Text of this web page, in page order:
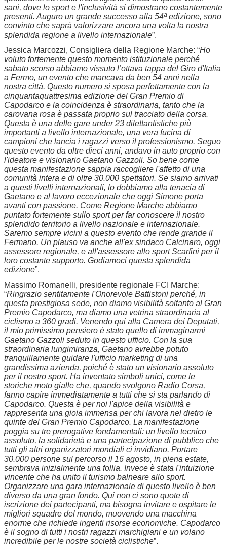
sani, dove lo sport e l'inclusività si dimostrano costantemente
presenti. Auguro un grande successo alla 54ª edizione, sono
convinto che saprà valorizzare ancora una volta la nostra
splendida regione a livello internazionale”.
Jessica Marcozzi, Consigliera della Regione Marche: “Ho
voluto fortemente questo momento istituzionale perché
sabato scorso abbiamo vissuto l’ottava tappa del Giro d'Italia
a Fermo, un evento che mancava da ben 54 anni nella
nostra città. Questo numero si sposa perfettamente con la
cinquantaquattresima edizione del Gran Premio di
Capodarco e la coincidenza è straordinaria, tanto che la
carovana rosa è passata proprio sul tracciato della corsa.
Questa è una delle gare under 23 dilettantistiche più
importanti a livello internazionale, una vera fucina di
campioni che lancia i ragazzi verso il professionismo. Seguo
questo evento da oltre dieci anni, andavo in auto proprio con
l'ideatore e visionario Gaetano Gazzoli. So bene come
questa manifestazione sappia raccogliere l'affetto di una
comunità intera e di oltre 30.000 spettatori. Se siamo arrivati
a questi livelli internazionali, lo dobbiamo alla tenacia di
Gaetano e al lavoro eccezionale che oggi Simone porta
avanti con passione. Come Regione Marche abbiamo
puntato fortemente sullo sport per far conoscere il nostro
splendido territorio a livello nazionale e internazionale.
Saremo sempre vicini a questo evento che rende grande il
Fermano. Un plauso va anche all'ex sindaco Calcinaro, oggi
assessore regionale, e all'assessore allo sport Scarfini per il
loro costante supporto. Godiamoci questa splendida
edizione”.
Massimo Romanelli, presidente regionale FCI Marche:
“Ringrazio sentitamente l'Onorevole Battistoni perché, in
questa prestigiosa sede, non diamo visibilità soltanto al Gran
Premio Capodarco, ma diamo una vetrina straordinaria al
ciclismo a 360 gradi. Venendo qui alla Camera dei Deputati,
il mio primissimo pensiero è stato quello di immaginarmi
Gaetano Gazzoli seduto in questo ufficio. Con la sua
straordinaria lungimiranza, Gaetano avrebbe potuto
tranquillamente guidare l'ufficio marketing di una
grandissima azienda, poiché è stato un visionario assoluto
per il nostro sport. Ha inventato simboli unici, come le
storiche moto gialle che, quando svolgono Radio Corsa,
fanno capire immediatamente a tutti che si sta parlando di
Capodarco. Questa è per noi l'apice della visibilità e
rappresenta una gioia immensa per chi lavora nel dietro le
quinte del Gran Premio Capodarco. La manifestazione
poggia su tre prerogative fondamentali: un livello tecnico
assoluto, la solidarietà e una partecipazione di pubblico che
tutti gli altri organizzatori mondiali ci invidiano. Portare
30.000 persone sul percorso il 16 agosto, in piena estate,
sembrava inizialmente una follia. Invece è stata l'intuizione
vincente che ha unito il turismo balneare allo sport.
Organizzare una gara internazionale di questo livello è ben
diverso da una gran fondo. Qui non ci sono quote di
iscrizione dei partecipanti, ma bisogna invitare e ospitare le
migliori squadre del mondo, muovendo una macchina
enorme che richiede ingenti risorse economiche. Capodarco
è il sogno di tutti i nostri ragazzi marchigiani e un volano
incredibile per le nostre società ciclistiche”.